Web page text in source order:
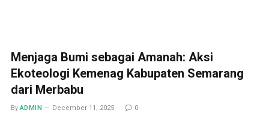
Menjaga Bumi sebagai Amanah: Aksi
Ekoteologi Kemenag Kabupaten Semarang
dari Merbabu
By ADMIN December 11, 2025 0